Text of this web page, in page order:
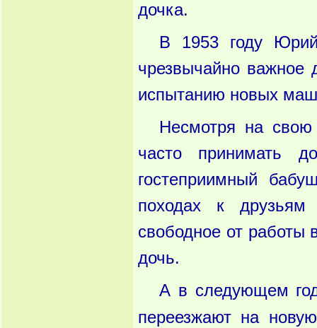
дочка.
В 1953 году
чрезвычайно
испытанию новых
Несмотря на свою
часто принимать
гостеприимный
походах к
свободное от работы
дочь.
А в следующем
переезжают на